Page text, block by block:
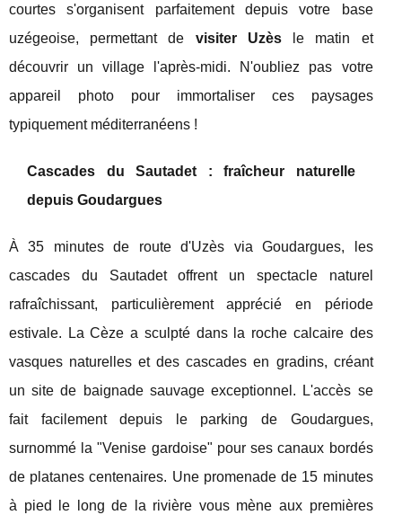
courtes s'organisent parfaitement depuis votre base
uzégeoise, permettant de visiter Uzèsle matin et
découvrir un village l'après-midi. N'oubliez pas votre
appareil photo pour immortaliser ces paysages
typiquement méditerranéens !
Cascades du Sautadet : fraîcheur naturelle
depuis Goudargues
À 35 minutes de route d'Uzès via Goudargues, les
cascades du Sautadet offrent un spectacle naturel
rafraîchissant, particulièrement apprécié en période
estivale. La Cèze a sculpté dans la roche calcaire des
vasques naturelles et des cascades en gradins, créant
un site de baignade sauvage exceptionnel. L'accès se
fait facilement depuis le parking de Goudargues,
surnommé la "Venise gardoise" pour ses canaux bordés
de platanes centenaires. Une promenade de 15 minutes
à pied le long de la rivière vous mène aux premières